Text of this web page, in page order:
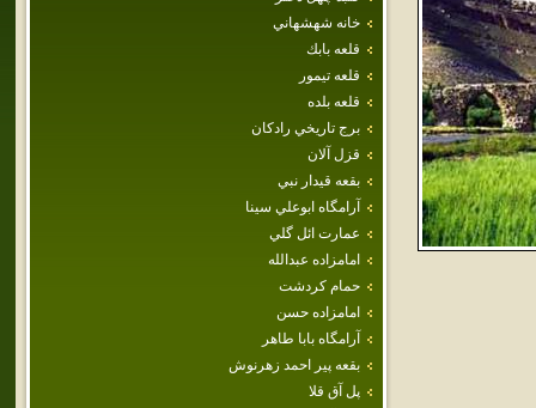
خانه شهشهاني
قلعه بابك
قلعه تيمور
قلعه‌ بلده‌
برج تاريخي رادكان
قزل آلان
بقعه قيدار نبي
آرامگاه ابوعلي سينا
عمارت ائل گلي
امامزاده‌ عبدالله
حمام كردشت
امامزاده حسن
آرامگاه بابا طاهر
بقعه پير احمد زهرنوش
پل آق قلا